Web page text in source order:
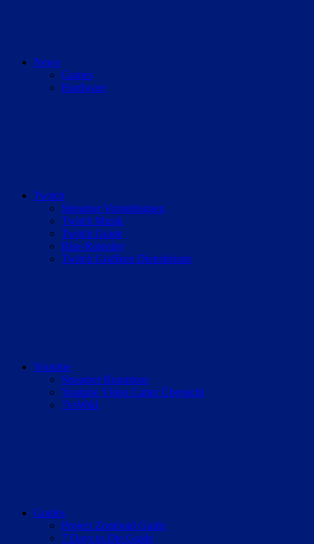
News
Games
Hardware
Twitch
Streamer Vorstellungen
Twitch Musik
Twitch Guide
Rise-Roleplay
Twitch Grafiken Dienstleister
Youtube
Streamer Roomtour
Youtube Video Cutter Übersicht
7vsWild
Guides
Project Zomboid Guide
7 Days to Die Guide